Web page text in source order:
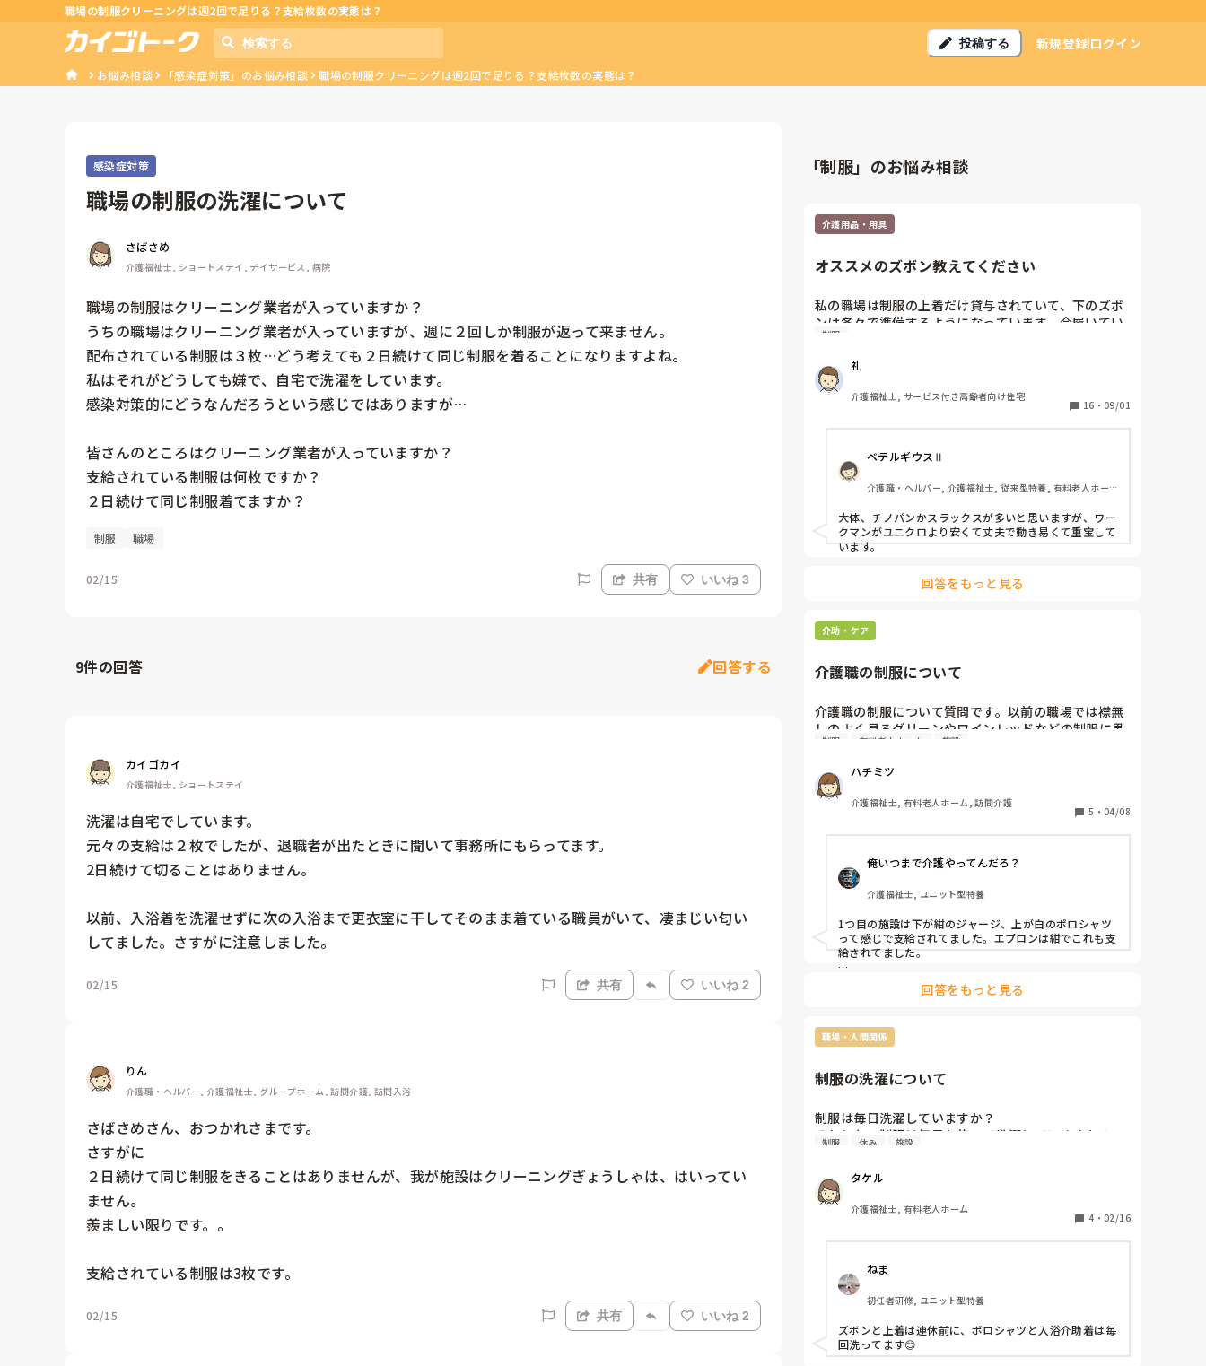
職場の制服クリーニングは週2回で足りる？支給枚数の実態は？
投稿する 新規登録ログイン
お悩み相談 「感染症対策」のお悩み相談 職場の制服クリーニングは週2回で足りる？支給枚数の実態は？
感染症対策
職場の制服の洗濯について
さばさめ
介護福祉士, ショートステイ, デイサービス, 病院
職場の制服はクリーニング業者が入っていますか？
うちの職場はクリーニング業者が入っていますが、週に２回しか制服が返って来ません。
配布されている制服は３枚…どう考えても２日続けて同じ制服を着ることになりますよね。
私はそれがどうしても嫌で、自宅で洗濯をしています。
感染対策的にどうなんだろうという感じではありますが…
皆さんのところはクリーニング業者が入っていますか？
支給されている制服は何枚ですか？
２日続けて同じ制服着てますか？
制服 職場
02/15 共有 いいね 3
9件の回答 回答する
カイゴカイ
介護福祉士, ショートステイ
洗濯は自宅でしています。
元々の支給は２枚でしたが、退職者が出たときに聞いて事務所にもらってます。
2日続けて切ることはありません。
以前、入浴着を洗濯せずに次の入浴まで更衣室に干してそのまま着ている職員がいて、凄まじい匂い
してました。さすがに注意しました。
02/15 共有 いいね 2
りん
介護職・ヘルパー, 介護福祉士, グループホーム, 訪問介護, 訪問入浴
さばさめさん、おつかれさまです。
さすがに
２日続けて同じ制服をきることはありませんが、我が施設はクリーニングぎょうしゃは、はいってい
ません。
羨ましい限りです。。
02/15 共有 いいね 2
「制服」のお悩み相談
介護用品・用具
オススメのズボン教えてください
私の職場は制服の上着だけ貸与されていて、下のズボ
ンは各々で準備するようになっています。今履いてい
るのはユニクロで買ったものですが、古くなってきた
横にラインが入っていたり、見た目がジャージっぽい
ものは駄目です。何か動きやすくてオススメのズボン
はありますか？
制服
礼
介護福祉士, サービス付き高齢者向け住宅
16 ・ 09/01
ベテルギウスⅡ
介護職・ヘルパー, 介護福祉士, 従来型特養, 有料老人ホー
修, 実務者研修, ユニット型特養
大体、チノパンかスラックスが多いと思いますが、ワー
クマンがユニクロより安くて丈夫で動き易くて重宝して
います。
回答をもっと見る
介助・ケア
介護職の制服について
介護職の制服について質問です。以前の職場では襟無
しのよく見るグリーンやワインレッドなどの制服に黒
のズボンでしたが今勤めている有料老人ホームでは下
制服ですがなんだか学生の体操服のような感じです。
みなさんの制服はどのようなスタイルですか？
制服 有料老人ホーム 施設
ハチミツ
介護福祉士, 有料老人ホーム, 訪問介護
5 ・ 04/08
俺いつまで介護やってんだろ？
介護福祉士, ユニット型特養
1つ目の施設は下が紺のジャージ、上が白のポロシャツ
って感じで支給されてました。エプロンは紺でこれも支
給されてました。
2つ目以降の施設は動きやすい服装で、派手でなく、常
識の範囲内であれば自由ですね。
今の施設も自由です。ズボンは黒のチノパン、上が黒の
Tシャツ（冬場はロンTやトレーナーも可）
は、支給される制服がアロハシャツな施設もありました
よ！派手すぎて驚きましたね！
回答をもっと見る
職場・人間関係
制服の洗濯について
制服は毎日洗濯していますか？
それとも、制服は何日か使って洗濯していますか？
制服 休み 施設
タケル
介護福祉士, 有料老人ホーム
4 ・ 02/16
ねま
初任者研修, ユニット型特養
ズボンと上着は連休前に、ポロシャツと入浴介助着は毎
回洗ってます😊